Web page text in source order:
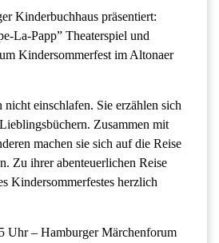
Kinderbuchhaus präsentiert:
Theaterspiel und
Kindersommerfest im Altonaer
einschlafen. Sie erzählen sich
Zusammen mit
machen sie sich auf die Reise
Zu ihrer abenteuerlichen Reise
Kindersommerfestes herzlich
Uhr – Hamburger Märchenforum